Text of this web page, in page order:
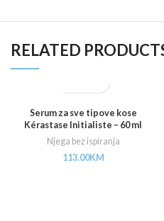
RELATED
Serum za sve tipove kose
Kérastase Initialiste – 60 ml
Njega bez ispiranja
113.00KM